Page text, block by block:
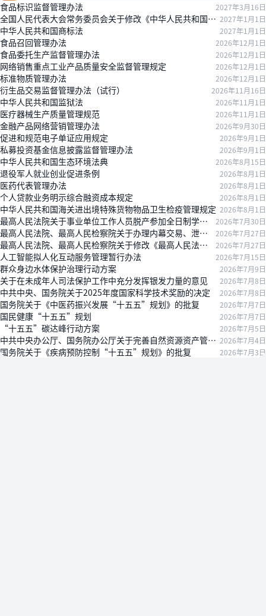
食品标识监督管理办法 2027年3月16日
全国人民代表大会常务委员会关于修改《中华人民共和国注册会计师法》的决定 2027年1月1日
中华人民共和国商标法 2027年1月1日
食品召回管理办法 2026年12月1日
食品委托生产监督管理办法 2026年12月1日
网络销售重点工业产品质量安全监督管理规定 2026年12月1日
标准物质管理办法 2026年12月1日
衍生品交易监督管理办法（试行） 2026年11月16日
中华人民共和国监狱法 2026年11月1日
医疗器械生产质量管理规范 2026年11月1日
金融产品网络营销管理办法 2026年9月30日
促进和规范电子单证应用规定 2026年9月1日
私募投资基金信息披露监督管理办法 2026年9月1日
中华人民共和国生态环境法典 2026年8月15日
退役军人就业创业促进条例 2026年8月1日
医药代表管理办法 2026年8月1日
个人贷款业务明示综合融资成本规定 2026年8月1日
中华人民共和国海关进出境特殊货物物品卫生检疫管理规定 2026年8月1日
最高人民法院关于事业单位工作人员脱产参加全日制学历教育后违反服务期约定有关问题的批复 2026年7月30日
最高人民法院、最高人民检察院关于办理内幕交易、泄露内幕信息刑事案件具体应用法律若干问题的解释 2026年7月27日
最高人民法院、最高人民检察院关于修改《最高人民法院、最高人民检察院关于办理内幕交易、泄露内幕信息刑事案件具体应用法律若干问题的解释》的决定 2026年7月27日
人工智能拟人化互动服务管理暂行办法 2026年7月15日
群众身边水体保护治理行动方案 2026年7月9日
关于在未成年人司法保护工作中充分发挥银发力量的意见 2026年7月8日
中共中央、国务院关于2025年度国家科学技术奖励的决定 2026年7月8日
国务院关于《中医药振兴发展“十五五”规划》的批复 2026年7月7日
国民健康“十五五”规划 2026年7月7日
“十五五”碳达峰行动方案 2026年7月5日
中共中央办公厅、国务院办公厅关于完善自然资源资产管理制度体系的意见 2026年7月4日
国务院关于《疾病预防控制“十五五”规划》的批复 2026年7月3日